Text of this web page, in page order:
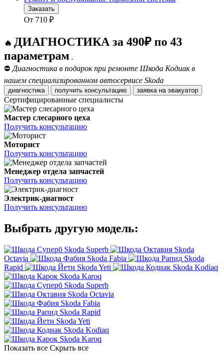
Заказать
От 710 ₽
🔥 ДИАГНОСТИКА за 490₽ по 43
параметрам .
⛔ Диагностика в подарок при ремонте Шкода Кодиак в
нашем специализированном автосервисе Skoda
диагностика получить консультацию заявка на эвакуатор
Сертифицированные специалисты
Мастер слесарного цеха
Получить консультацию
Моторист
Получить консультацию
Менеджер отдела запчастей
Получить консультацию
Электрик-диагност
Получить консультацию
Выбрать другую модель:
Skoda Superb
Skoda
Octavia
Skoda Fabia
Skoda
Rapid
Skoda Yeti
Skoda Kodiaq
Skoda Karoq
Skoda Superb
Skoda Octavia
Skoda Fabia
Skoda Rapid
Skoda Yeti
Skoda Kodiaq
Skoda Karoq
Показать все Скрыть все